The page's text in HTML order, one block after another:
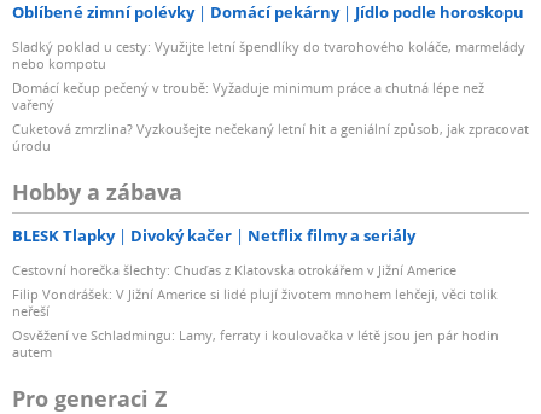
Oblíbené zimní polévky Domácí pekárny Jídlo podle horoskopu
Sladký poklad u cesty: Využijte letní špendlíky do tvarohového koláče, marmelády
nebo kompotu
Domácí kečup pečený v troubě: Vyžaduje minimum práce a chutná lépe než
vařený
Cuketová zmrzlina? Vyzkoušejte nečekaný letní hit a geniální způsob, jak zpracovat
úrodu
Hobby a zábava
BLESK Tlapky Divoký kačer Netflix filmy a seriály
Cestovní horečka šlechty: Chuďas z Klatovska otrokářem v Jižní Americe
Filip Vondrášek: V Jižní Americe si lidé plují životem mnohem lehčeji, věci tolik
neřeší
Osvěžení ve Schladmingu: Lamy, ferraty i koulovačka v létě jsou jen pár hodin
autem
Pro generaci Z